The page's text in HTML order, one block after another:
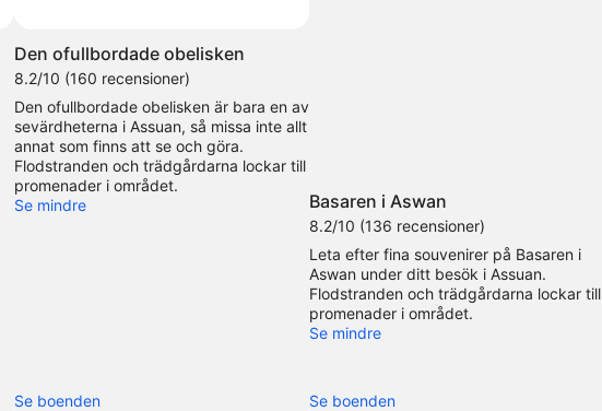
för
fritt
bruk
av
alisha
rothman
av
Botak
Den ofullbordade obelisken
8.2/10 (160 recensioner)
Den ofullbordade obelisken är bara en av
sevärdheterna i Assuan, så missa inte allt
annat som finns att se och göra.
Flodstranden och trädgårdarna lockar till
promenader i området.
Se mindre
Se boenden
Basaren i Aswan
8.2/10 (136 recensioner)
Leta efter fina souvenirer på Basaren i
Aswan under ditt besök i Assuan.
Flodstranden och trädgårdarna lockar till
promenader i området.
Se mindre
Se boenden